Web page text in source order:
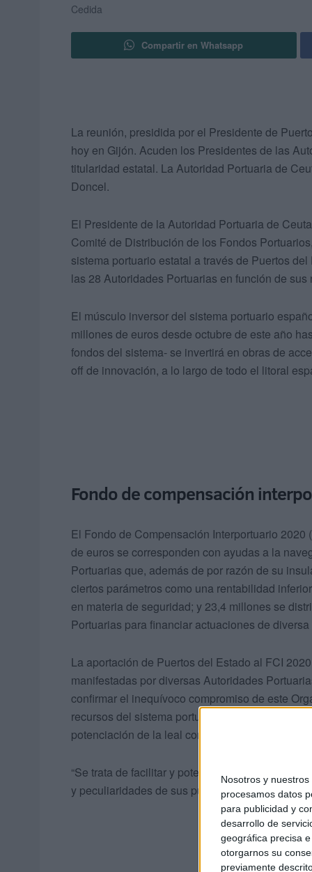
Nosotros y nuestros
procesamos datos
para publicidad y
desarrollo de
geográfica precisa
otorgarnos su
previamente
Cedida
Compartir en Whatsapp
La reunión, presidida por el Presidente de
hoy en Gijón. Acuden los Presidentes de las
titularidad estatal. La Autoridad Portuaria de
Doncel.
El Presidente de la Autoridad Portuaria de
Comité de Distribución de los Fondos
sistema portuario estatal a través de Puertos
las 28 Autoridades Portuarias en función de
El músculo inversor del sistema portuario
millones de euros desde octubre de este año
fondos del sistema- se invertirá en obras de
off de innovación, a lo largo de todo el litoral
Fondo de compensación
El Fondo de Compensación Interportuario
de euros se corresponden con ayudas a la
Portuarias que, además de por razón de su
ciertos parámetros como una rentabilidad
en materia de seguridad; y 23,4 millones se
Portuarias para financiar actuaciones de
La aportación de Puertos del Estado al FCI
manifestadas por diversas Autoridades
confirmar el inequívoco compromiso de este
recursos del sistema portuario estatal, y cuyo
potenciación de la leal competencia entre los
“Se trata de facilitar y potenciar la vertebración
y peculiaridades de sus puertos”, ha explicado